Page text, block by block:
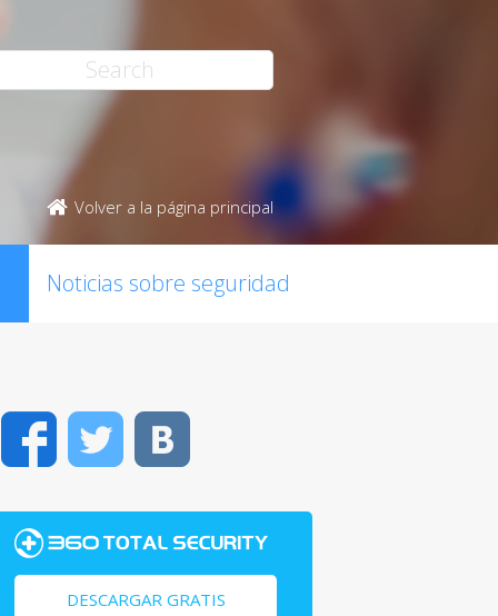
Volver a la página principal
Noticias sobre seguridad
FacebookTwitter
DESCARGAR GRATIS